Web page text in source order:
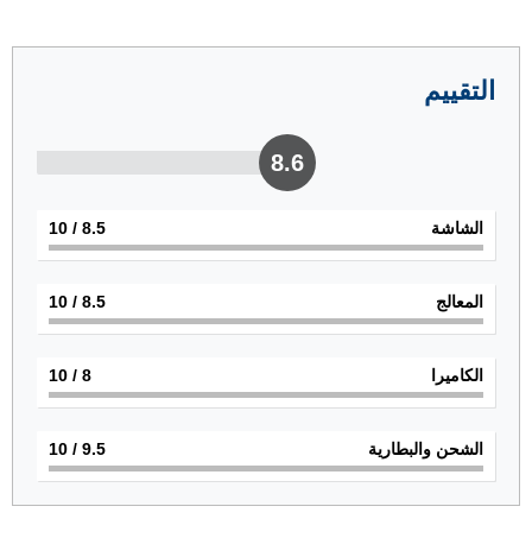
التقييم
8.6
الشاشة 8.5
/ 10
المعالج 8.5
/ 10
الكاميرا 8
/ 10
الشحن والبطارية 9.5
/ 10